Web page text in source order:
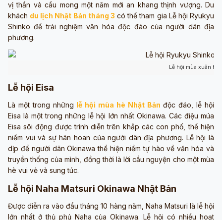
vị thần và cầu mong một năm mới an khang thịnh vượng. Du
khách du lịch Nhật Bản tháng 3 có thể tham gia Lễ hội Ryukyu
Shinko để trải nghiệm văn hóa độc đáo của người dân địa
phương.
Lễ hội mùa xuân
Lễ hội Eisa
Là một trong những lễ hội mùa hè Nhật Bản độc đáo, lễ hội
Eisa là một trong những lễ hội lớn nhất Okinawa. Các điệu múa
Eisa sôi động được trình diễn trên khắp các con phố, thể hiện
niềm vui và sự hân hoan của người dân địa phương. Lễ hội là
dịp để người dân Okinawa thể hiện niềm tự hào về văn hóa và
truyền thống của mình, đồng thời là lời cầu nguyện cho một mùa
hè vui vẻ và sung túc.
Lễ hội Naha Matsuri Okinawa Nhật Bản
Được diễn ra vào đầu tháng 10 hàng năm, Naha Matsuri là lễ hội
lớn nhất ở thủ phủ Naha của Okinawa. Lễ hội có nhiều hoạt